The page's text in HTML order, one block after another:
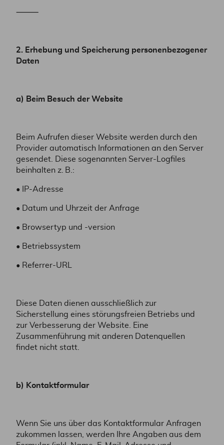
⸻
2. Erhebung und Speicherung personenbezogener
Daten
a) Beim Besuch der Website
Beim Aufrufen dieser Website werden durch den
Provider automatisch Informationen an den Server
gesendet. Diese sogenannten Server-Logfiles
beinhalten z. B.:
• IP-Adresse
• Datum und Uhrzeit der Anfrage
• Browsertyp und -version
• Betriebssystem
• Referrer-URL
Diese Daten dienen ausschließlich zur
Sicherstellung eines störungsfreien Betriebs und
zur Verbesserung der Website. Eine
Zusammenführung mit anderen Datenquellen
findet nicht statt.
b) Kontaktformular
Wenn Sie uns über das Kontaktformular Anfragen
zukommen lassen, werden Ihre Angaben aus dem